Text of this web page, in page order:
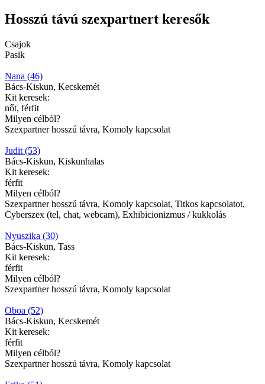
Hosszú távú szexpartnert keresők
Csajok
Pasik
Nana (46)
Bács-Kiskun, Kecskemét
Kit keresek:
nőt, férfit
Milyen célból?
Szexpartner hosszú távra, Komoly kapcsolat
Judit (53)
Bács-Kiskun, Kiskunhalas
Kit keresek:
férfit
Milyen célból?
Szexpartner hosszú távra, Komoly kapcsolat, Titkos kapcsolatot,
Cyberszex (tel, chat, webcam), Exhibicionizmus / kukkolás
Nyuszika (30)
Bács-Kiskun, Tass
Kit keresek:
férfit
Milyen célból?
Szexpartner hosszú távra, Komoly kapcsolat
Oboa (52)
Bács-Kiskun, Kecskemét
Kit keresek:
férfit
Milyen célból?
Szexpartner hosszú távra, Komoly kapcsolat